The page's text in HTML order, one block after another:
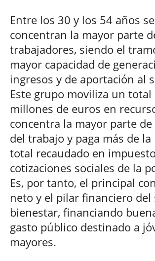
Entre los 30 y los 54 años se
concentran la mayor parte
trabajadores, siendo el
mayor capacidad de
ingresos y de aportación al
Este grupo moviliza un total
millones de euros en
concentra la mayor parte
del trabajo y paga más de
total recaudado en
cotizaciones sociales de la
Es, por tanto, el principal
neto y el pilar financiero del
bienestar, financiando
gasto público destinado a
mayores.